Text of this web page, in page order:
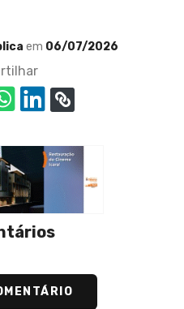
em 06/07/2026